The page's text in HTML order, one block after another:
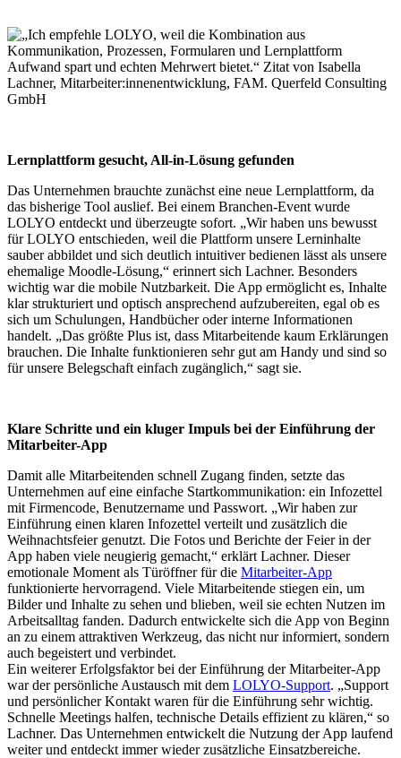
Lernplattform gesucht, All-in-Lösung gefunden
Das Unternehmen brauchte zunächst eine neue Lernplattform, da
das bisherige Tool auslief. Bei einem Branchen-Event wurde
LOLYO entdeckt und überzeugte sofort. „Wir haben uns bewusst
für LOLYO entschieden, weil die Plattform unsere Lerninhalte
sauber abbildet und sich deutlich intuitiver bedienen lässt als unsere
ehemalige Moodle-Lösung,“ erinnert sich Lachner. Besonders
wichtig war die mobile Nutzbarkeit. Die App ermöglicht es, Inhalte
klar strukturiert und optisch ansprechend aufzubereiten, egal ob es
sich um Schulungen, Handbücher oder interne Informationen
handelt. „Das größte Plus ist, dass Mitarbeitende kaum Erklärungen
brauchen. Die Inhalte funktionieren sehr gut am Handy und sind so
für unsere Belegschaft einfach zugänglich,“ sagt sie.
Klare Schritte und ein kluger Impuls bei der Einführung der
Mitarbeiter-App
Damit alle Mitarbeitenden schnell Zugang finden, setzte das
Unternehmen auf eine einfache Startkommunikation: ein Infozettel
mit Firmencode, Benutzername und Passwort. „Wir haben zur
Einführung einen klaren Infozettel verteilt und zusätzlich die
Weihnachtsfeier genutzt. Die Fotos und Berichte der Feier in der
App haben viele neugierig gemacht,“ erklärt Lachner. Dieser
emotionale Moment als Türöffner für die Mitarbeiter-App
funktionierte hervorragend. Viele Mitarbeitende stiegen ein, um
Bilder und Inhalte zu sehen und blieben, weil sie echten Nutzen im
Arbeitsalltag fanden. Dadurch entwickelte sich die App von Beginn
an zu einem attraktiven Werkzeug, das nicht nur informiert, sondern
auch begeistert und verbindet.
Ein weiterer Erfolgsfaktor bei der Einführung der Mitarbeiter-App
war der persönliche Austausch mit dem LOLYO-Support. „Support
und persönlicher Kontakt waren für die Einführung sehr wichtig.
Schnelle Meetings halfen, technische Details effizient zu klären,“ so
Lachner. Das Unternehmen entwickelt die Nutzung der App laufend
weiter und entdeckt immer wieder zusätzliche Einsatzbereiche.